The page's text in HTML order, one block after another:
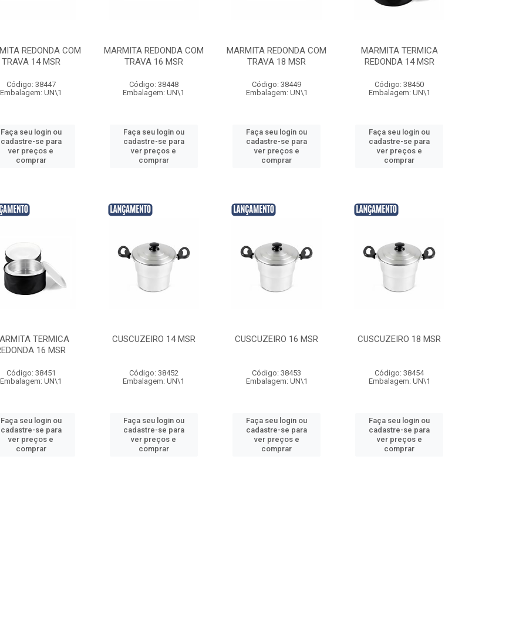
REDONDA COM
TRAVA 14 MSR
Código: 38447
Embalagem: UN\1
Faça seu login ou
cadastre-se para
ver preços e
comprar
MARMITA REDONDA COM
TRAVA 16 MSR
Código: 38448
Embalagem: UN\1
Faça seu login ou
cadastre-se para
ver preços e
comprar
MARMITA REDONDA COM
TRAVA 18 MSR
Código: 38449
Embalagem: UN\1
Faça seu login ou
cadastre-se para
ver preços e
comprar
MARMITA TERMICA
REDONDA 14 MSR
Código: 38450
Embalagem: UN\1
Faça seu login ou
cadastre-se para
ver preços e
comprar
TERMICA
16 MSR
Código: 38451
Embalagem: UN\1
Faça seu login ou
cadastre-se para
ver preços e
comprar
CUSCUZEIRO 14 MSR
Código: 38452
Embalagem: UN\1
Faça seu login ou
cadastre-se para
ver preços e
comprar
CUSCUZEIRO 16 MSR
Código: 38453
Embalagem: UN\1
Faça seu login ou
cadastre-se para
ver preços e
comprar
CUSCUZEIRO 18 MSR
Código: 38454
Embalagem: UN\1
Faça seu login ou
cadastre-se para
ver preços e
comprar